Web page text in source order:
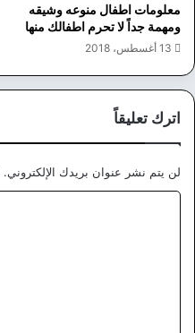
معلومات اطفال منوعه وشيقه
ومهمة جداً لا تحرم اطفالك منها
13 أغسطس، 2018
اترك تعليقاً
لن يتم نشر عنوان بريدك الإلكتروني.